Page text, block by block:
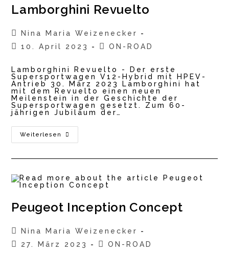
Lamborghini Revuelto
Beitrags-
Autor:
Nina Maria Weizenecker
Beitrag
10. April 2023
Beitrags-
ON-ROAD
Lamborghini Revuelto - Der erste
Supersportwagen V12-Hybrid mit HPEV-
Antrieb 30. März 2023 Lamborghini hat
mit dem Revuelto einen neuen
Meilenstein in der Geschichte der
Supersportwagen gesetzt. Zum 60-
jährigen Jubiläum der…
Weiterlesen
Lamborghini
Revuelto
Peugeot Inception Concept
Beitrags-
Autor:
Nina Maria Weizenecker
Beitrag
27. März 2023
Beitrags-
ON-ROAD